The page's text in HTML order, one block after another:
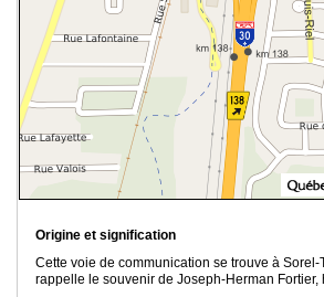
Origine et signification
Cette voie de communication se trouve à
rappelle le souvenir de Joseph-Herman